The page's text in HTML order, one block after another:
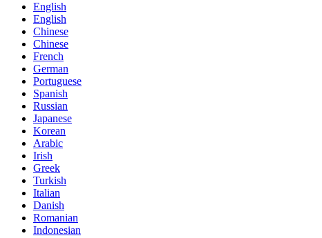
English
English
Chinese
Chinese
French
German
Portuguese
Spanish
Russian
Japanese
Korean
Arabic
Irish
Greek
Turkish
Italian
Danish
Romanian
Indonesian